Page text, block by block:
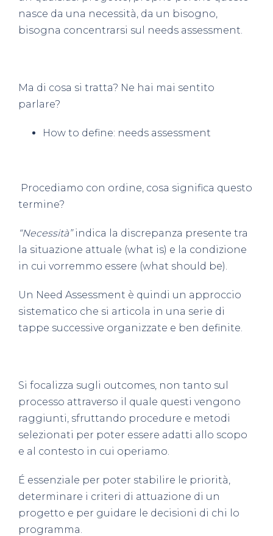
nasce da una necessità, da un bisogno,
bisogna concentrarsi sul
needs assessment
Ma di cosa si tratta? Ne hai mai sentito
parlare?
How to define: needs assessment
Procediamo con ordine, cosa significa questo
termine?
“Necessità”indica la discrepanza presente tra
la situazione attuale (what is) e la condizione
in cui vorremmo essere (what should be).
Un Need Assessment è quindi un approccio
sistematico che si articola in una serie di
tappe successive organizzate e ben definite.
Si focalizza sugli outcomes , non tanto sul
processo attraverso il quale questi vengono
raggiunti, sfruttando procedure e metodi
selezionati per poter essere adatti allo scopo
e al contesto in cui operiamo.
É essenziale per poter stabilire le priorità,
determinare i criteri di attuazione di un
progetto e per guidare le decisioni di chi lo
programma